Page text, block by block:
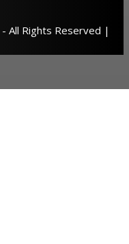
All Rights Reserved |